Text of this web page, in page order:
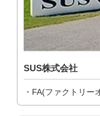
SUS株式会社
・FA(ファクトリ